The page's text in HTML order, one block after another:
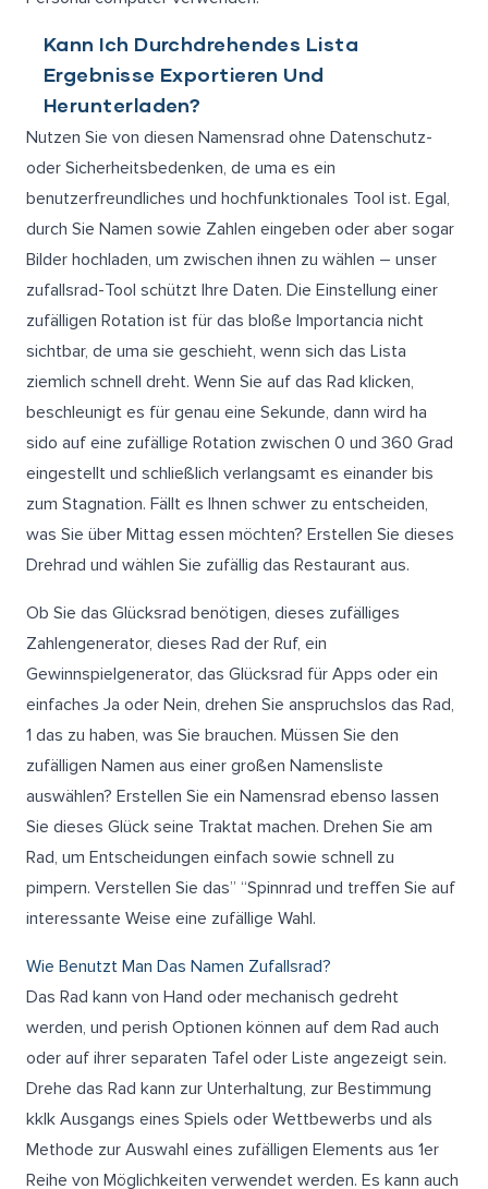
Kann Ich Durchdrehendes Lista
Ergebnisse Exportieren Und
Herunterladen?
Nutzen Sie von diesen Namensrad ohne Datenschutz-
oder Sicherheitsbedenken, de uma es ein
benutzerfreundliches und hochfunktionales Tool ist. Egal,
durch Sie Namen sowie Zahlen eingeben oder aber sogar
Bilder hochladen, um zwischen ihnen zu wählen – unser
zufallsrad-Tool schützt Ihre Daten. Die Einstellung einer
zufälligen Rotation ist für das bloße Importancia nicht
sichtbar, de uma sie geschieht, wenn sich das Lista
ziemlich schnell dreht. Wenn Sie auf das Rad klicken,
beschleunigt es für genau eine Sekunde, dann wird ha
sido auf eine zufällige Rotation zwischen 0 und 360 Grad
eingestellt und schließlich verlangsamt es einander bis
zum Stagnation. Fällt es Ihnen schwer zu entscheiden,
was Sie über Mittag essen möchten? Erstellen Sie dieses
Drehrad und wählen Sie zufällig das Restaurant aus.
Ob Sie das Glücksrad benötigen, dieses zufälliges
Zahlengenerator, dieses Rad der Ruf, ein
Gewinnspielgenerator, das Glücksrad für Apps oder ein
einfaches Ja oder Nein, drehen Sie anspruchslos das Rad,
1 das zu haben, was Sie brauchen. Müssen Sie den
zufälligen Namen aus einer großen Namensliste
auswählen? Erstellen Sie ein Namensrad ebenso lassen
Sie dieses Glück seine Traktat machen. Drehen Sie am
Rad, um Entscheidungen einfach sowie schnell zu
pimpern. Verstellen Sie das” “Spinnrad und treffen Sie auf
interessante Weise eine zufällige Wahl.
Wie Benutzt Man Das Namen Zufallsrad?
Das Rad kann von Hand oder mechanisch gedreht
werden, und perish Optionen können auf dem Rad auch
oder auf ihrer separaten Tafel oder Liste angezeigt sein.
Drehe das Rad kann zur Unterhaltung, zur Bestimmung
kklk Ausgangs eines Spiels oder Wettbewerbs und als
Methode zur Auswahl eines zufälligen Elements aus 1er
Reihe von Möglichkeiten verwendet werden. Es kann auch